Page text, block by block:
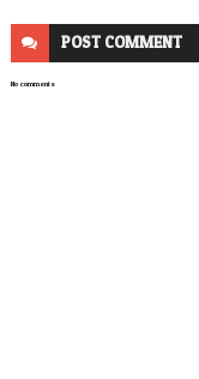
POSTCOMMENT
No comments